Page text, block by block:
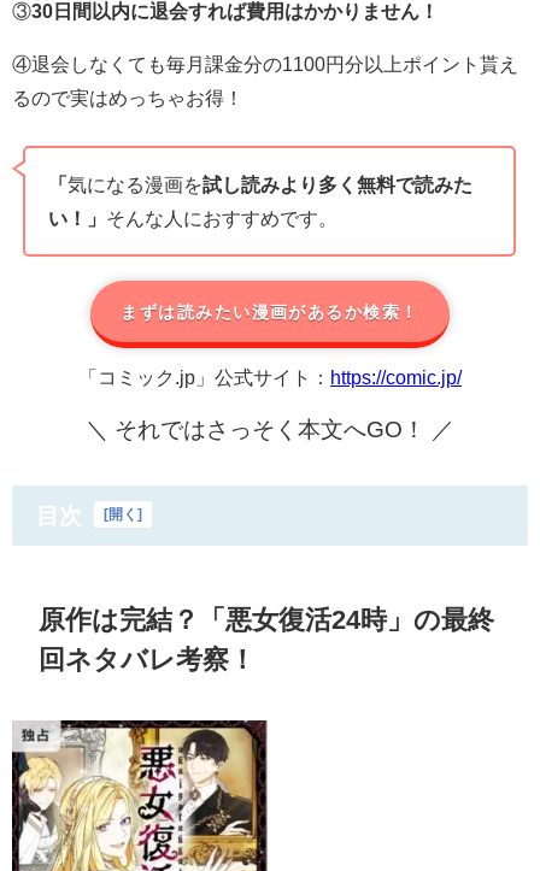
③30日間以内に退会すれば費用はかかりません！
④退会しなくても毎月課金分の1100円分以上ポイント貰え
るので実はめっちゃお得！
「気になる漫画を試し読みより多く無料で読みた
い！」 そんな人におすすめです。
まずは読みたい漫画があるか検索！
「コミック.jp」公式サイト： https://comic.jp/
＼ それではさっそく本文へGO！ ／
目次 開く
原作は完結？「悪女復活24時」の最終
回ネタバレ考察！